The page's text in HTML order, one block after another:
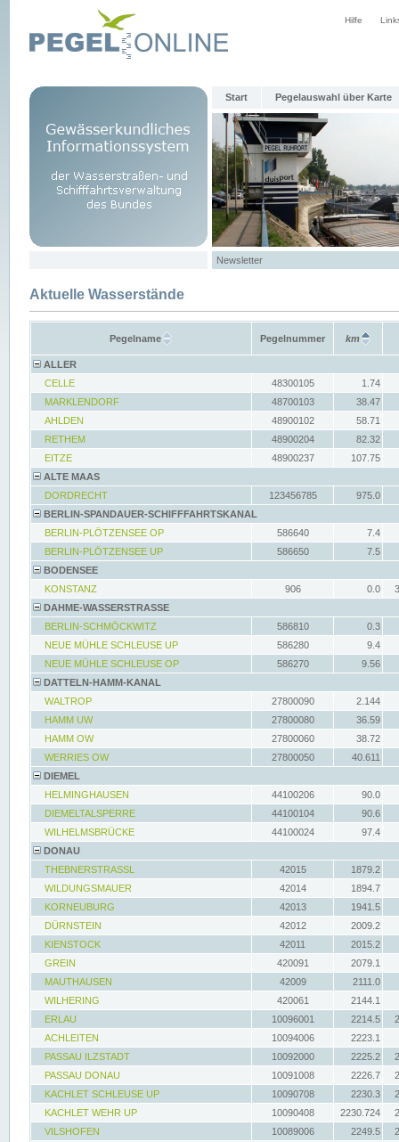
Hilfe
Start Pegelauswahl über Karte
Newsletter
Aktuelle Wasserstände
Pegelname Pegelnummer km
ALLER
CELLE
48300105
1.74
MARKLENDORF
48700103
38.47
AHLDEN
48900102
58.71
RETHEM
48900204
82.32
EITZE
48900237
107.75
ALTE MAAS
DORDRECHT
123456785
975.0
BERLIN-SPANDAUER-SCHIFFFAHRTSKANAL
BERLIN-PLÖTZENSEE OP
586640
7.4
BERLIN-PLÖTZENSEE UP
586650
7.5
BODENSEE
KONSTANZ
906 0.0
DAHME-WASSERSTRASSE
BERLIN-SCHMÖCKWITZ
586810
0.3
NEUE MÜHLE SCHLEUSE UP
586280
9.4
NEUE MÜHLE SCHLEUSE OP
586270
9.56
DATTELN-HAMM-KANAL
WALTROP
27800090
2.144
HAMM UW
27800080
36.59
HAMM OW
27800060
38.72
WERRIES OW
27800050
40.611
DIEMEL
HELMINGHAUSEN
44100206
90.0
DIEMELTALSPERRE
44100104
90.6
WILHELMSBRÜCKE
44100024
97.4
DONAU
THEBNERSTRASSL
42015
1879.2
WILDUNGSMAUER
42014
1894.7
KORNEUBURG
42013
1941.5
DÜRNSTEIN
42012
2009.2
KIENSTOCK
42011
2015.2
GREIN
420091
2079.1
MAUTHAUSEN
42009
2111.0
WILHERING
420061
2144.1
ERLAU
10096001 2214.5
ACHLEITEN
10094006
2223.1
PASSAU ILZSTADT
10092000 2225.2
PASSAU DONAU
10091008 2226.7
KACHLET SCHLEUSE UP
10090708 2230.3
KACHLET WEHR UP
10090408 2230.724
VILSHOFEN
10089006 2249.5